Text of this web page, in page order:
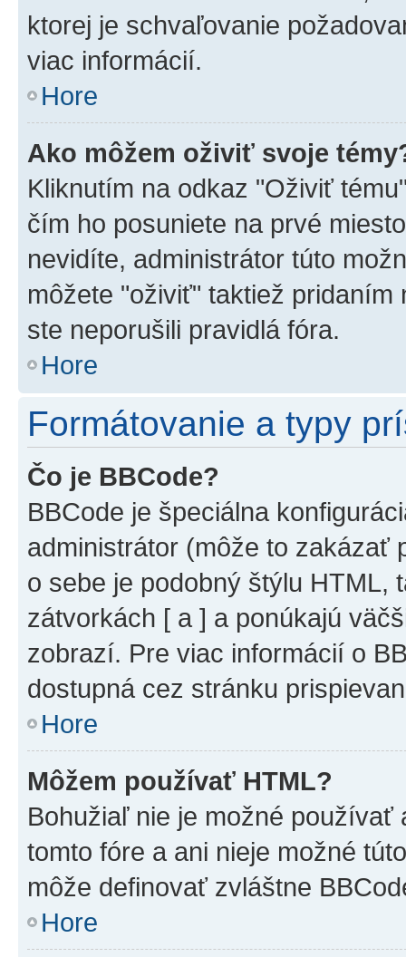
ktorej je schvaľovanie
viac informácií.
Hore
Ako môžem oživiť svoje
Kliknutím na odkaz "Oživiť
čím ho posuniete na prvé
nevidíte, administrátor túto
môžete "oživiť" taktiež
ste neporušili pravidlá fóra.
Hore
Formátovanie a typy
Čo je BBCode?
BBCode je špeciálna
administrátor (môže to zakázať
o sebe je podobný štýlu HTML,
zátvorkách [ a ] a ponúkajú
zobrazí. Pre viac informácií o
dostupná cez stránku
Hore
Môžem používať HTML?
Bohužiaľ nie je možné
tomto fóre a ani nieje možné
môže definovať zvláštne
Hore